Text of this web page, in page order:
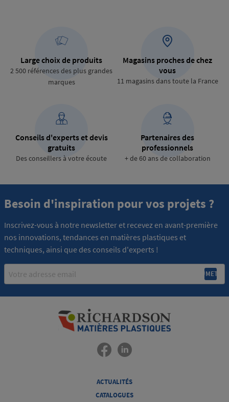
Large choix de produits
2 500 références des plus grandes
marques
Magasins proches de chez
vous
11 magasins dans toute la France
Conseils d'experts et devis
gratuits
Des conseillers à votre écoute
Partenaires des
professionnels
+ de 60 ans de collaboration
Besoin d'inspiration pour vos projets ?
Inscrivez-vous à notre newsletter et recevez en avant-première
nos innovations, tendances en matières plastiques et
techniques, ainsi que des conseils d'experts !
Email
ACTUALITÉS
CATALOGUES